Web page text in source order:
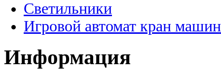
Светильники
Игровой автомат кран
Информация